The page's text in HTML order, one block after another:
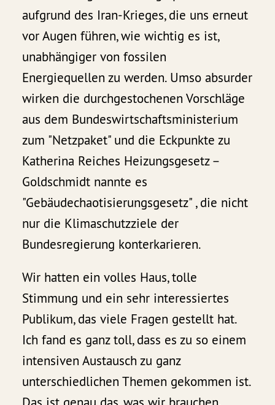
aufgrund des Iran-Krieges, die uns erneut
vor Augen führen, wie wichtig es ist,
unabhängiger von fossilen
Energiequellen zu werden. Umso absurder
wirken die durchgestochenen Vorschläge
aus dem Bundeswirtschaftsministerium
zum "Netzpaket" und die Eckpunkte zu
Katherina Reiches Heizungsgesetz –
Goldschmidt nannte es
"Gebäudechaotisierungsgesetz" , die nicht
nur die Klimaschutzziele der
Bundesregierung konterkarieren.
Wir hatten ein volles Haus, tolle
Stimmung und ein sehr interessiertes
Publikum, das viele Fragen gestellt hat.
Ich fand es ganz toll, dass es zu so einem
intensiven Austausch zu ganz
unterschiedlichen Themen gekommen ist.